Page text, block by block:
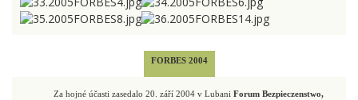
FORBES 2004
Za hojné účasti zasedalo 20. září 2004 v Lubani Forum Bezpieczenstwo,